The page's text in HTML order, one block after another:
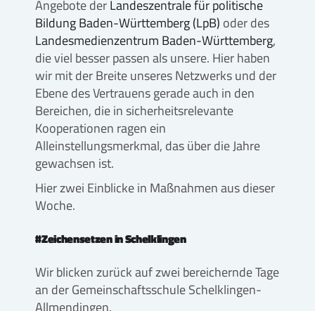
Angebote derLandeszentrale für politische
Bildung Baden-Württemberg (LpB) oder des
Landesmedienzentrum Baden-Württemberg,
die viel besser passen als unsere. Hier haben
wir mit der Breite unseres Netzwerks und der
Ebene des Vertrauens gerade auch in den
Bereichen, die in sicherheitsrelevante
Kooperationen ragen ein
Alleinstellungsmerkmal, das über die Jahre
gewachsen ist.
Hier zwei Einblicke in Maßnahmen aus dieser
Woche.
#Zeichensetzen in Schelklingen
Wir blicken zurück auf zwei bereichernde Tage
an der Gemeinschaftsschule Schelklingen-